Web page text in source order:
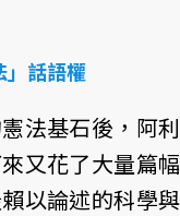
話語權
法基石後，阿利
又花了大量篇幅
以論述的科學與